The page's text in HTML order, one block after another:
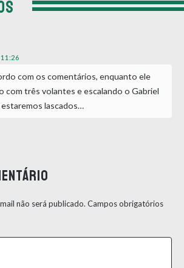
com os comentários, enquanto ele
com três volantes e escalando o Gabriel
lascados…
não será publicado. Campos obrigatórios